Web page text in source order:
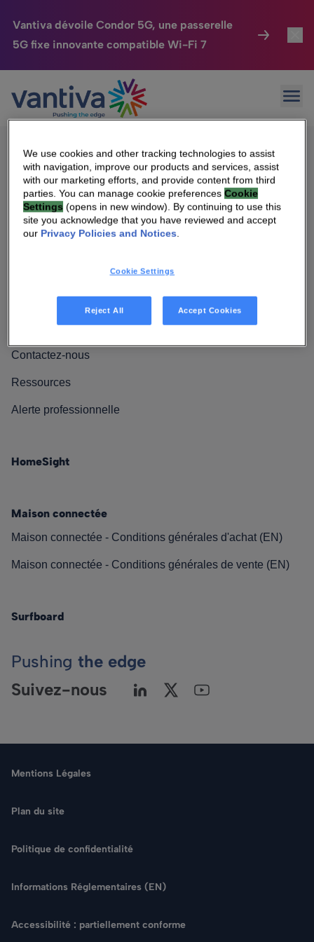
Vantiva dévoile Condor 5G, une passerelle
5G fixe innovante compatible Wi-Fi 7
Passer au contenu principal
Maison Connectée
HomeSight
Entreprise
Nos Engagements
Rechercher
Sorry, no results were found.
Rechercher :
Qui sommes-nous
Relations investisseurs
Nos engagements
Contactez-nous
Ressources
Alerte professionnelle
HomeSight
Maison connectée
Maison connectée - Conditions générales d'achat (EN)
Maison connectée - Conditions générales de vente (EN)
Surfboard
Pushing the edge
Suivez-nous
Mentions Légales
Plan du site
Politique de confidentialité
Informations Réglementaires (EN)
Accessibilité : partiellement conforme
We use cookies and other tracking technologies to assist
with navigation, improve our products and services, assist
with our marketing efforts, and provide content from third
parties. You can manage cookie preferencesCookie
Settings (opens in new window). By continuing to use this
site you acknowledge that you have reviewed and accept
our Privacy Policies and Notices.
Cookie Settings
Reject All Accept Cookies